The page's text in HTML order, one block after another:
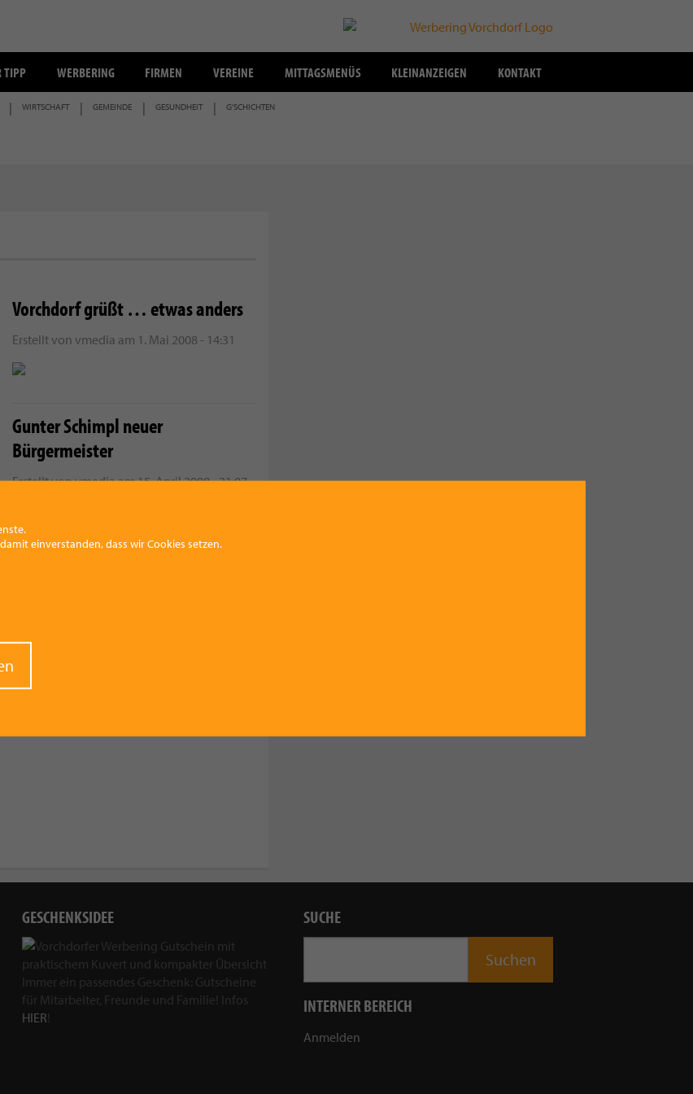
WIRTSCHAFT GEMEINDE GESUNDHEIT G'SCHICHTEN
TIPP WERBERING FIRMEN VEREINE MITTAGSMENÜS KLEINANZEIGEN KONTAKT
Vorchdorf grüßt … etwas anders
Erstellt von vmedia am 1. Mai 2008 - 14:31
Gunter Schimpl neuer
Bürgermeister
Erstellt vonvmediaam15. April 2008 - 21:07
GESCHENKSIDEE
Immer ein passendes Geschenk: Gutscheine
für Mitarbeiter, Freunde und Familie! Infos
HIER!
SUCHE
INTERNER BEREICH
Anmelden
einverstanden, dass wir Cookies setzen.